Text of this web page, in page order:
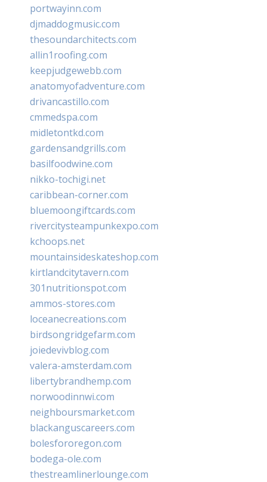
portwayinn.com
djmaddogmusic.com
thesoundarchitects.com
allin1roofing.com
keepjudgewebb.com
anatomyofadventure.com
drivancastillo.com
cmmedspa.com
midletontkd.com
gardensandgrills.com
basilfoodwine.com
nikko-tochigi.net
caribbean-corner.com
bluemoongiftcards.com
rivercitysteampunkexpo.com
kchoops.net
mountainsideskateshop.com
kirtlandcitytavern.com
301nutritionspot.com
ammos-stores.com
loceanecreations.com
birdsongridgefarm.com
joiedevivblog.com
valera-amsterdam.com
libertybrandhemp.com
norwoodinnwi.com
neighboursmarket.com
blackanguscareers.com
bolesfororegon.com
bodega-ole.com
thestreamlinerlounge.com